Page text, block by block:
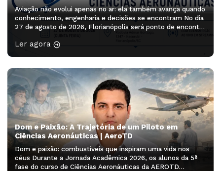
Aviação não evolui apenas no ar: ela também avança quando
conhecimento, engenharia e decisões se encontram No dia
27 de agosto de 2026, Florianópolis será ponto de encontro
de profissionais, pesquisadores, estudantes e lideranças
que ajudam a pensar os próximos caminhos da aviação. O
Ler agora
Dom e Paixão: A Trajetória de um Piloto em
Ciências Aeronáuticas | AeroTD
Dom e paixão: combustíveis que inspiram uma vida nos
céus Durante a Jornada Acadêmica 2026, os alunos da 5ª
fase do curso de Ciências Aeronáuticas da AEROTD